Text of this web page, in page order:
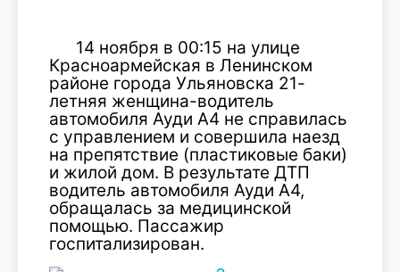
14 ноября в 00:15 на улице
Красноармейская в Ленинском
районе города Ульяновска 21-
летняя женщина-водитель
автомобиля Ауди А4 не справилась
с управлением и совершила наезд
на препятствие (пластиковые баки)
и жилой дом. В результате ДТП
водитель автомобиля Ауди А4,
обращалась за медицинской
помощью. Пассажир
госпитализирован.